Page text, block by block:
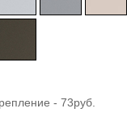
- 73руб.